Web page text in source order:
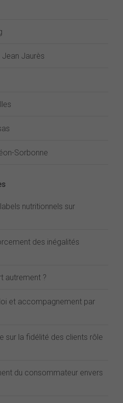
Jean Jaurès
Sorbonne
nutritionnels sur
des inégalités
autrement ?
et accompagnement par
sur la fidélité des clients rôle
du consommateur envers